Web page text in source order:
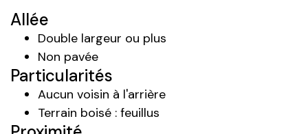
Allée
Double largeur ou plus
Non pavée
Particularités
Aucun voisin à l'arrière
Terrain boisé : feuillus